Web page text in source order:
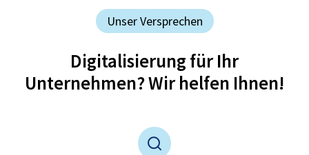
Unser Versprechen
Digitalisierung für Ihr
Unternehmen? Wir helfen Ihnen!